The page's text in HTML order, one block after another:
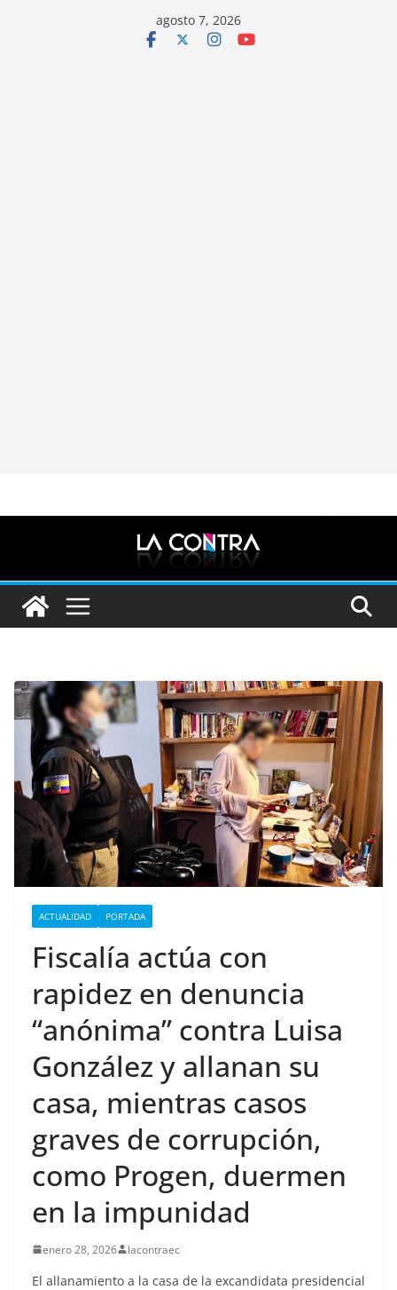
agosto 7, 2026
ACTUALIDAD PORTADA
Fiscalía actúa con
rapidez en denuncia
“anónima” contra Luisa
González y allanan su
casa, mientras casos
graves de corrupción,
como Progen, duermen
en la impunidad
enero 28, 2026 lacontraec
El allanamiento a la casa de la excandidata presidencial